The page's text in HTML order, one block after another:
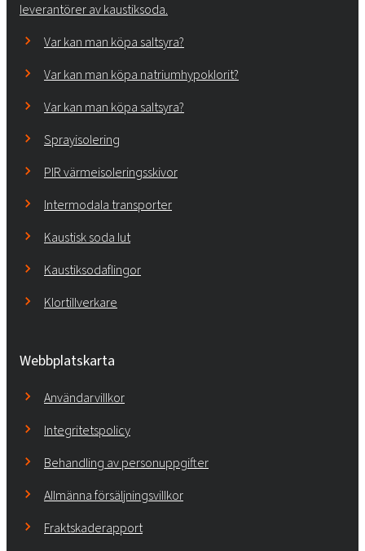
leverantörer av kaustiksoda.
Var kan man köpa saltsyra?
Var kan man köpa natriumhypoklorit?
Var kan man köpa saltsyra?
Sprayisolering
PIR värmeisoleringsskivor
Intermodala transporter
Kaustisk soda lut
Kaustiksodaflingor
Klortillverkare
Webbplatskarta
Användarvillkor
Integritetspolicy
Behandling av personuppgifter
Allmänna försäljningsvillkor
Fraktskaderapport